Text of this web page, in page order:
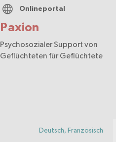
Paxion
Onlineportal
Psychosozialer Support von
Geflüchteten für Geflüchtete
Deutsch, Französisch